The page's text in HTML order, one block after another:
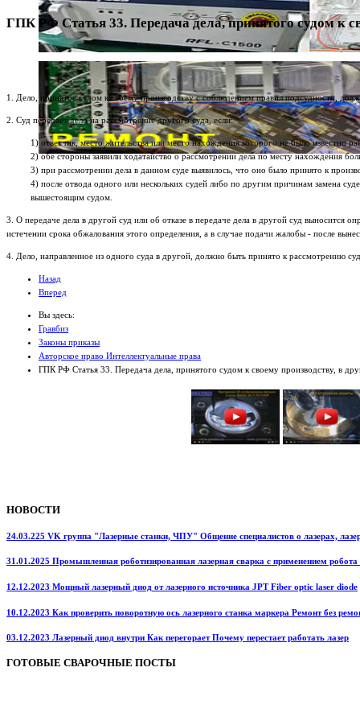
ГПК РФ Статья 33. Передача дела, принятого судом к
1. Дело, принятое судом к своему производству с соблюдением правил подсудности,
2. Суд передает дело на рассмотрение другого суда, если:
1) ответчик, место жительства или место нахождения которого не было известно
2) обе стороны заявили ходатайство о рассмотрении дела по месту нахождения
3) при рассмотрении дела в данном суде выявилось, что оно было принято к
4) после отвода одного или нескольких судей либо по другим причинам замена
вышестоящим судом.
3. О передаче дела в другой суд или об отказе в передаче дела в другой суд выносится
истечении срока обжалования этого определения, а в случае подачи жалобы - после
4. Дело, направленное из одного суда в другой, должно быть принято к рассмотрению
Назад
Вперед
Вы здесь:
Гравбиз
Законы приказы
Авторское право Интеллектуальные права
ГПК РФ Статья 33. Передача дела, принятого судом к своему производству, в
НОВОСТИ
24.03.225 VK группа "Лазерные станки, ЧПУ" Общение специалистов о лазерах,
31.01.2025 Промышленная роботизированная лазерная сварка с применением
12.12.2023 Мощный лазерный диод от лазерного источника JPT Fiber optic laser diode
10.12.2023 Как проверить поворотную ось лазерного станка маркера Ремонт без
03.12.2023 Лазерный диод внутри Как перегорает Почему перестает работать лазер
ГОТОВЫЕ СВАРОЧНЫЕ ПОСТЫ